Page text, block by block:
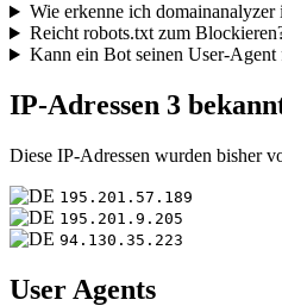
Wie erkenne ich domainanalyzer
Reicht robots.txt zum
Kann ein Bot seinen User-Agent
IP-Adressen 3
Diese IP-Adressen wurden bisher
195.201.57.189
195.201.9.205
94.130.35.223
User Agents